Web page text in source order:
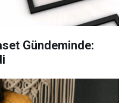
Gündeminde: